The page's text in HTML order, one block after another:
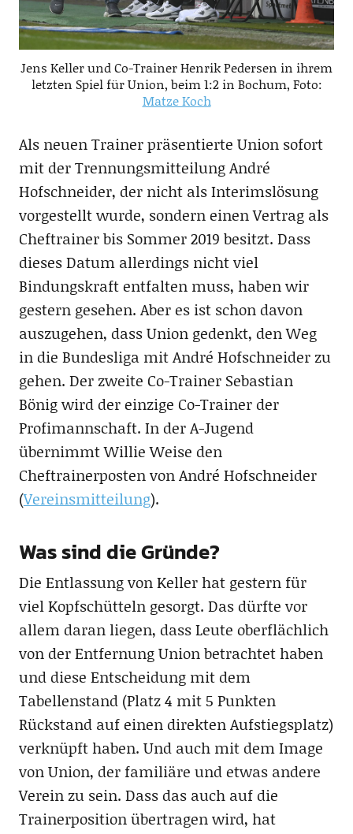
Jens Keller und Co-Trainer Henrik Pedersen in ihrem
letzten Spiel für Union, beim 1:2 in Bochum, Foto:
Matze Koch
Als neuen Trainer präsentierte Union sofort
mit der Trennungsmitteilung André
Hofschneider, der nicht als Interimslösung
vorgestellt wurde, sondern einen Vertrag als
Cheftrainer bis Sommer 2019 besitzt. Dass
dieses Datum allerdings nicht viel
Bindungskraft entfalten muss, haben wir
gestern gesehen. Aber es ist schon davon
auszugehen, dass Union gedenkt, den Weg
in die Bundesliga mit André Hofschneider zu
gehen. Der zweite Co-Trainer Sebastian
Bönig wird der einzige Co-Trainer der
Profimannschaft. In der A-Jugend
übernimmt Willie Weise den
Cheftrainerposten von André Hofschneider
(Vereinsmitteilung).
Was sind die Gründe?
Die Entlassung von Keller hat gestern für
viel Kopfschütteln gesorgt. Das dürfte vor
allem daran liegen, dass Leute oberflächlich
von der Entfernung Union betrachtet haben
und diese Entscheidung mit dem
Tabellenstand (Platz 4 mit 5 Punkten
Rückstand auf einen direkten Aufstiegsplatz)
verknüpft haben. Und auch mit dem Image
von Union, der familiäre und etwas andere
Verein zu sein. Dass das auch auf die
Trainerposition übertragen wird, hat